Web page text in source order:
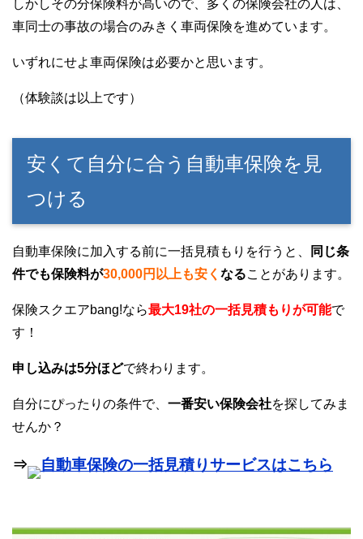
しかしその分保険料が高いので、多くの保険会社の人は、
車同士の事故の場合のみきく車両保険を進めています。
いずれにせよ車両保険は必要かと思います。
（体験談は以上です）
安くて自分に合う自動車保険を見
つける
自動車保険に加入する前に一括見積もりを行うと、
同じ条
件でも保険料が30,000円以上も安く なることがあります。
保険スクエアbang!なら最大19社の一括見積もりが可能で
す！
申し込みは5分ほどで終わります。
自分にぴったりの条件で、 一番安い保険会社を探してみま
せんか？
⇒ 自動車保険の一括見積りサービスはこちら